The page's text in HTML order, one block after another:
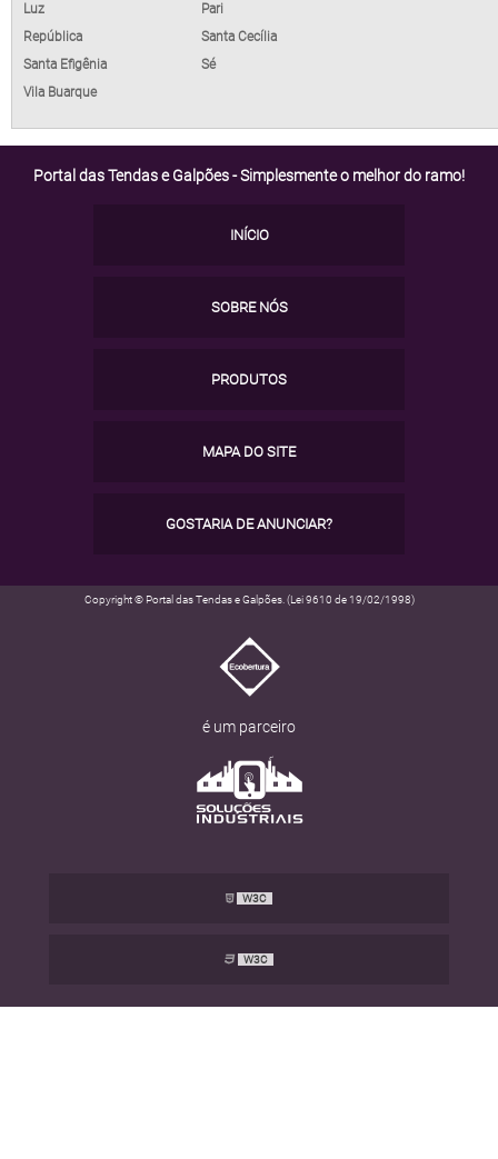
Luz
Pari
República
Santa Cecília
Santa Efigênia
Sé
Vila Buarque
Portal das Tendas e Galpões - Simplesmente o melhor do ramo!
INÍCIO
SOBRE NÓS
PRODUTOS
MAPA DO SITE
GOSTARIA DE ANUNCIAR?
Copyright © Portal das Tendas e Galpões. (Lei 9610 de 19/02/1998)
é um parceiro
W3C
W3C